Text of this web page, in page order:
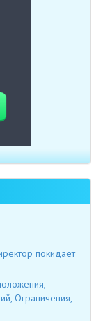
покидает
Ограничения,